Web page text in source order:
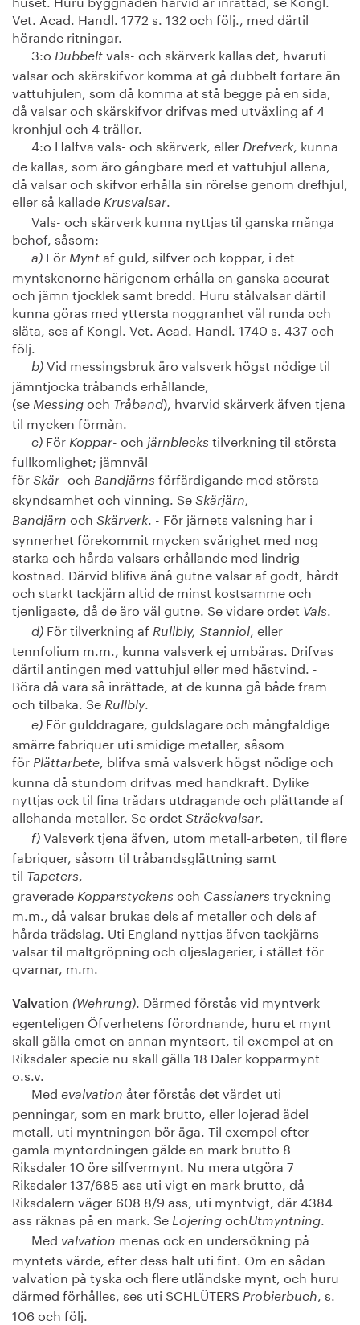
Vet. Acad. Handl. 1772 s. 132 och följ., med därtil
hörande ritningar.
3:o Dubbelt vals- och skärverk kallas det, hvaruti
valsar och skärskifvor komma at gå dubbelt fortare än
vattuhjulen, som då komma at stå begge på en sida,
då valsar och skärskifvor drifvas med utväxling af 4
kronhjul och 4 trällor.
4:o Halfva vals- och skärverk, eller Drefverk, kunna
de kallas, som äro gångbare med et vattuhjul allena,
då valsar och skifvor erhålla sin rörelse genom drefhjul,
eller så kallade Krusvalsar.
Vals- och skärverk kunna nyttjas til ganska många
behof, såsom:
a) För Mynt af guld, silfver och koppar, i det
myntskenorne härigenom erhålla en ganska accurat
och jämn tjocklek samt bredd. Huru stålvalsar därtil
kunna göras med yttersta noggranhet väl runda och
släta, ses af Kongl. Vet. Acad. Handl. 1740 s. 437 och
följ.
b) Vid messingsbruk äro valsverk högst nödige til
jämntjocka tråbands erhållande,
(se Messing och Tråband), hvarvid skärverk äfven tjena
til mycken förmån.
c) För Koppar- och järnblecks tilverkning til största
fullkomlighet; jämnväl
för Skär- och Bandjärns förfärdigande med största
skyndsamhet och vinning. Se Skärjärn,
Bandjärn och Skärverk. - För järnets valsning har i
synnerhet förekommit mycken svårighet med nog
starka och hårda valsars erhållande med lindrig
kostnad. Därvid blifiva änå gutne valsar af godt, hårdt
och starkt tackjärn altid de minst kostsamme och
tjenligaste, då de äro väl gutne. Se vidare ordet Vals.
d) För tilverkning af Rullbly, Stanniol, eller
tennfolium m.m., kunna valsverk ej umbäras. Drifvas
därtil antingen med vattuhjul eller med hästvind. -
Böra då vara så inrättade, at de kunna gå både fram
och tilbaka. Se Rullbly.
e) För gulddragare, guldslagare och mångfaldige
smärre fabriquer uti smidige metaller, såsom
för Plättarbete, blifva små valsverk högst nödige och
kunna då stundom drifvas med handkraft. Dylike
nyttjas ock til fina trådars utdragande och plättande af
allehanda metaller. Se ordet Sträckvalsar.
f) Valsverk tjena äfven, utom metall-arbeten, til flere
fabriquer, såsom til tråbandsglättning samt
til Tapeters,
graverade Kopparstyckens och Cassianers tryckning
m.m., då valsar brukas dels af metaller och dels af
hårda trädslag. Uti England nyttjas äfven tackjärns-
valsar til maltgröpning och oljeslagerier, i stället för
qvarnar, m.m.
Valvation (Wehrung). Därmed förstås vid myntverk
egenteligen Öfverhetens förordnande, huru et mynt
skall gälla emot en annan myntsort, til exempel at en
Riksdaler specie nu skall gälla 18 Daler kopparmynt
o.s.v.
Med evalvation åter förstås det värdet uti
penningar, som en mark brutto, eller lojerad ädel
metall, uti myntningen bör äga. Til exempel efter
gamla myntordningen gälde en mark brutto 8
Riksdaler 10 öre silfvermynt. Nu mera utgöra 7
Riksdaler 137/685 ass uti vigt en mark brutto, då
Riksdalern väger 608 8/9 ass, uti myntvigt, där 4384
ass räknas på en mark. Se Lojering ochUtmyntning.
Med valvation menas ock en undersökning på
myntets värde, efter dess halt uti fint. Om en sådan
valvation på tyska och flere utländske mynt, och huru
därmed förhålles, ses uti SCHLÜTERS Probierbuch, s.
106 och följ.